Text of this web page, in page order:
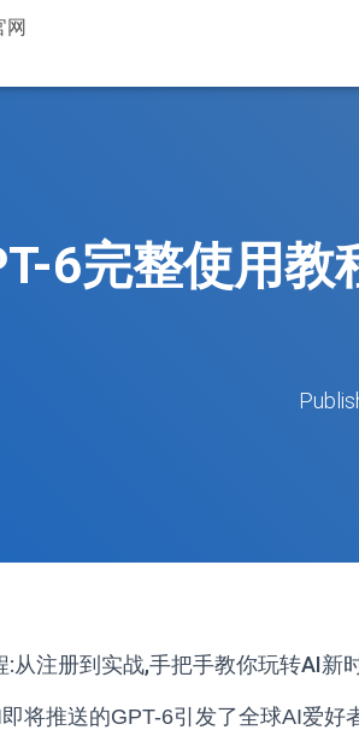
网
6完整使用
:从注册到实战,手把手教你玩转AI新
将推送的GPT-6引发了全球AI爱好